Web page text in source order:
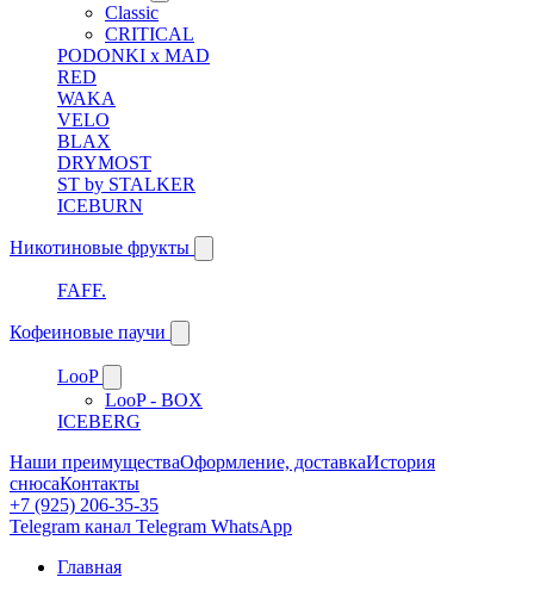
Classic
CRITICAL
PODONKI x MAD
RED
WAKA
VELO
BLAX
DRYMOST
ST by STALKER
ICEBURN
Никотиновые фрукты
FAFF.
Кофеиновые паучи
LooP
LooP - BOX
ICEBERG
Наши преимуществаОформление, доставкаИстория
снюсаКонтакты
+7 (925) 206-35-35
Telegram канал Telegram WhatsApp
Главная